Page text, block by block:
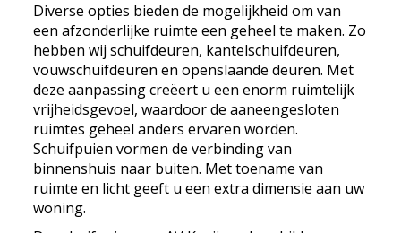
Diverse opties bieden de mogelijkheid om van
een afzonderlijke ruimte een geheel te maken. Zo
hebben wij schuifdeuren, kantelschuifdeuren,
vouwschuifdeuren en openslaande deuren. Met
deze aanpassing creëert u een enorm ruimtelijk
vrijheidsgevoel, waardoor de aaneengesloten
ruimtes geheel anders ervaren worden.
Schuifpuien vormen de verbinding van
binnenshuis naar buiten. Met toename van
ruimte en licht geeft u een extra dimensie aan uw
woning.